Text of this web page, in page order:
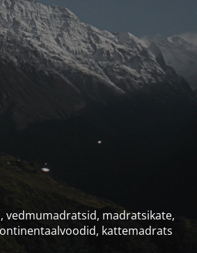
vedmumadratsid, madratsikate,
kattemadrats